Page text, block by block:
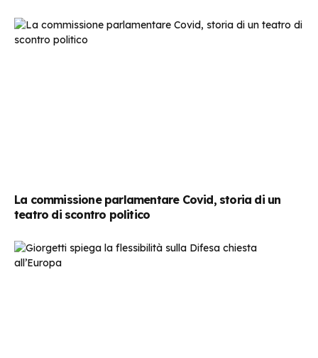
La commissione parlamentare Covid, storia di un
teatro di scontro politico